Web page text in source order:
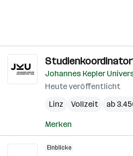
Johannes Kepler
Heute veröffentlicht
Linz
Vollzeit ab
Merken
Einblicke